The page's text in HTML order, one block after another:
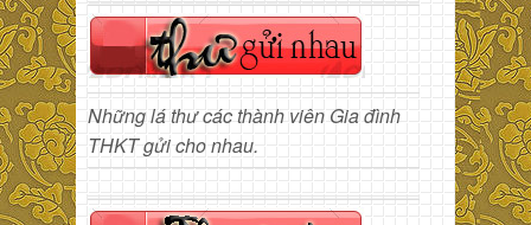
Những lá thư các thành viên Gia đình
THKT gửi cho nhau.